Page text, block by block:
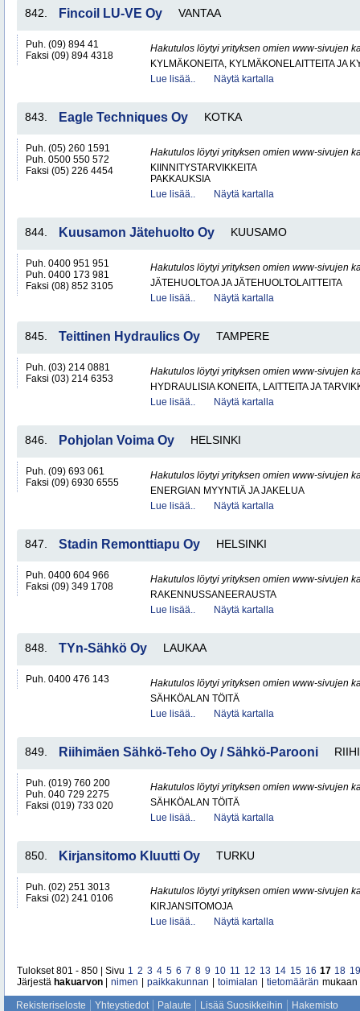
842. Fincoil LU-VE Oy VANTAA
Puh. (09) 894 41
Faksi (09) 894 4318
Hakutulos löytyi yrityksen omien www-sivujen
KYLMÄKONEITA, KYLMÄKONELAITTEITA JA
Lue lisää..
Näytä kartalla
843. Eagle Techniques Oy KOTKA
Puh. (05) 260 1591
Puh. 0500 550 572
Faksi (05) 226 4454
Hakutulos löytyi yrityksen omien www-sivujen
KIINNITYSTARVIKKEITA
PAKKAUKSIA
Lue lisää..
Näytä kartalla
844. Kuusamon Jätehuolto Oy KUUSAMO
Puh. 0400 951 951
Puh. 0400 173 981
Faksi (08) 852 3105
Hakutulos löytyi yrityksen omien www-sivujen
JÄTEHUOLTOA JA JÄTEHUOLTOLAITTEITA
Lue lisää..
Näytä kartalla
845. Teittinen Hydraulics Oy TAMPERE
Puh. (03) 214 0881
Faksi (03) 214 6353
Hakutulos löytyi yrityksen omien www-sivujen
HYDRAULISIA KONEITA, LAITTEITA JA
Lue lisää..
Näytä kartalla
846. Pohjolan Voima Oy HELSINKI
Puh. (09) 693 061
Faksi (09) 6930 6555
Hakutulos löytyi yrityksen omien www-sivujen
ENERGIAN MYYNTIÄ JA JAKELUA
Lue lisää..
Näytä kartalla
847. Stadin Remonttiapu Oy HELSINKI
Puh. 0400 604 966
Faksi (09) 349 1708
Hakutulos löytyi yrityksen omien www-sivujen
RAKENNUSSANEERAUSTA
Lue lisää..
Näytä kartalla
848. TYn-Sähkö Oy LAUKAA
Puh. 0400 476 143
Hakutulos löytyi yrityksen omien www-sivujen
SÄHKÖALAN TÖITÄ
Lue lisää..
Näytä kartalla
849. Riihimäen Sähkö-Teho Oy / Sähkö-Parooni
Puh. (019) 760 200
Puh. 040 729 2275
Faksi (019) 733 020
Hakutulos löytyi yrityksen omien www-sivujen
SÄHKÖALAN TÖITÄ
Lue lisää..
Näytä kartalla
850. Kirjansitomo Kluutti Oy TURKU
Puh. (02) 251 3013
Faksi (02) 241 0106
Hakutulos löytyi yrityksen omien www-sivujen
KIRJANSITOMOJA
Lue lisää..
Näytä kartalla
Tulokset 801 - 850 | Sivu 1 2 3 4 5 6 7 8 9 10 11 12 13 14 15 16 17 18 19
Järjestä hakuarvon nimen paikkakunnan toimialan tietomäärän mukaan
Rekisteriseloste Yhteystiedot Palaute Lisää Suosikkeihin Hakemisto